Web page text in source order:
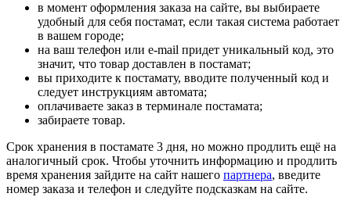
в момент оформления заказа на сайте, вы выбираете
удобный для себя постамат, если такая система работает
в вашем городе;
на ваш телефон или e-mail придет уникальный код, это
значит, что товар доставлен в постамат;
вы приходите к постамату, вводите полученный код и
следует инструкциям автомата;
оплачиваете заказ в терминале постамата;
забираете товар.
Срок хранения в постамате 3 дня, но можно продлить ещё на
аналогичный срок. Чтобы уточнить информацию и продлить
время хранения зайдите на сайт нашего партнера, введите
номер заказа и телефон и следуйте подсказкам на сайте.